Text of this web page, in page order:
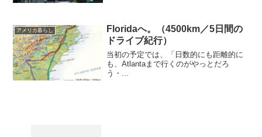
アメリカ暮らし
Floridaへ。（4500km／5日間の
ドライブ紀行）
当初の予定では、「日数的にも距離的に
も、Atlantaまで行くのがやっとだろ
う・...